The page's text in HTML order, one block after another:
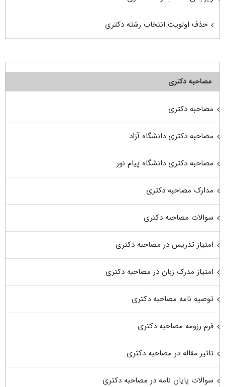
حذف اولویت انتخاب رشته دکتری
مصاحبه دکتری
مصاحبه دکتری
مصاحبه دکتری دانشگاه آزاد
مصاحبه دکتری دانشگاه پیام نور
مدارک مصاحبه دکتری
سوالات مصاحبه دکتری
امتیاز تدریس در مصاحبه دکتری
امتیاز مدرک زبان در مصاحبه دکتری
توصیه نامه مصاحبه دکتری
فرم رزومه مصاحبه دکتری
تاثیر مقاله در مصاحبه دکتری
سوالات پایان نامه در مصاحبه دکتری